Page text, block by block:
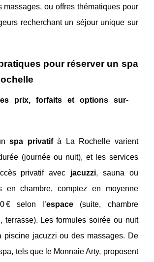
massages, ou offres thématiques pour
recherchant un séjour unique sur
pour réserver un spa
prix, forfaits et options sur-
spa privatifà La Rochelle varient
(journée ou nuit), et les services
privatif avec jacuzzi, sauna ou
en chambre, comptez en moyenne
€ selon l’espace (suite, chambre
terrasse). Les formules soirée ou nuit
piscine jacuzzi ou des massages. De
tels que le Monnaie Arty, proposent